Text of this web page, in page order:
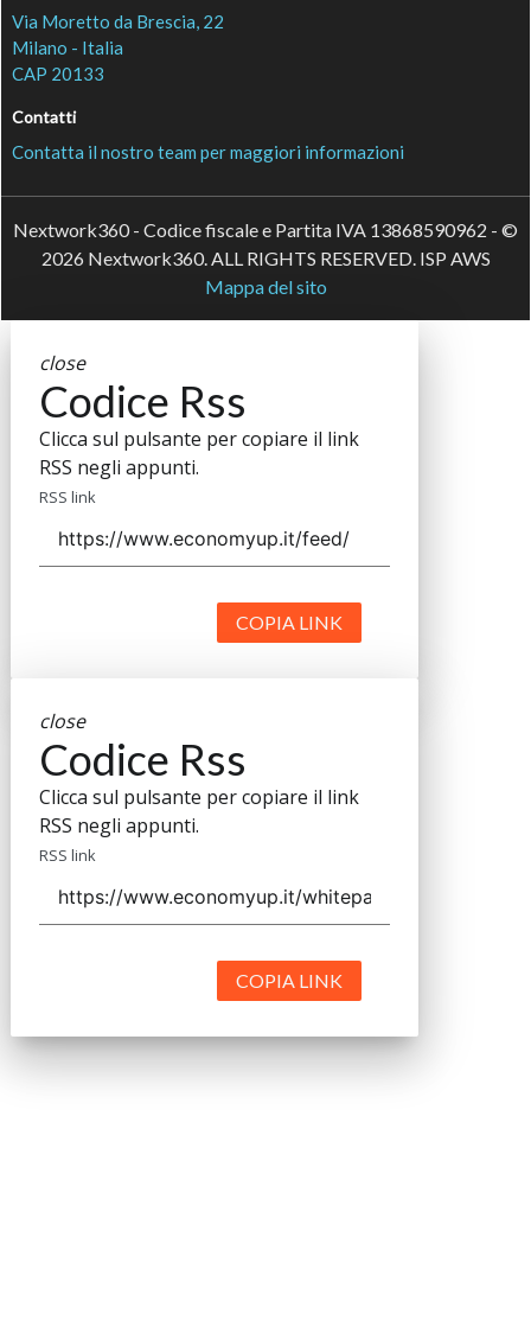
Via Moretto da Brescia, 22
Milano - Italia
CAP 20133
Contatti
Contatta il nostro team per maggiori informazioni
Nextwork360 - Codice fiscale e Partita IVA 13868590962 - ©
2026 Nextwork360. ALL RIGHTS RESERVED. ISP AWS
Mappa del sito
close
Codice Rss
Clicca sul pulsante per copiare il link
RSS negli appunti.
RSS link
COPIA LINK
close
Codice Rss
Clicca sul pulsante per copiare il link
RSS negli appunti.
RSS link
COPIA LINK